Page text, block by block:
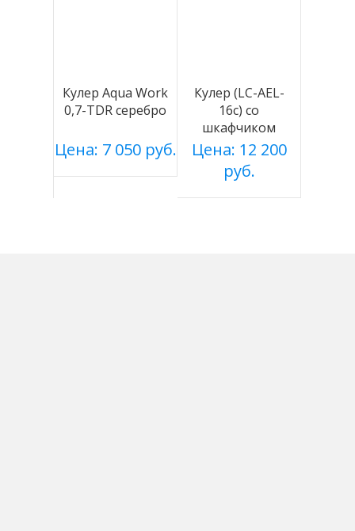
Кулер Aqua Work
0,7-TDR серебро
Цена: 7 050 руб.
Кулер (LC-AEL-
16c) со
шкафчиком
Цена: 12 200
руб.